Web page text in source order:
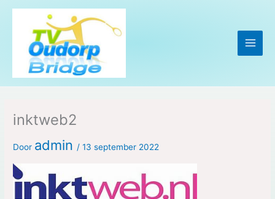
Ga
inhoud
inktweb2
Door admin /13 september 2022